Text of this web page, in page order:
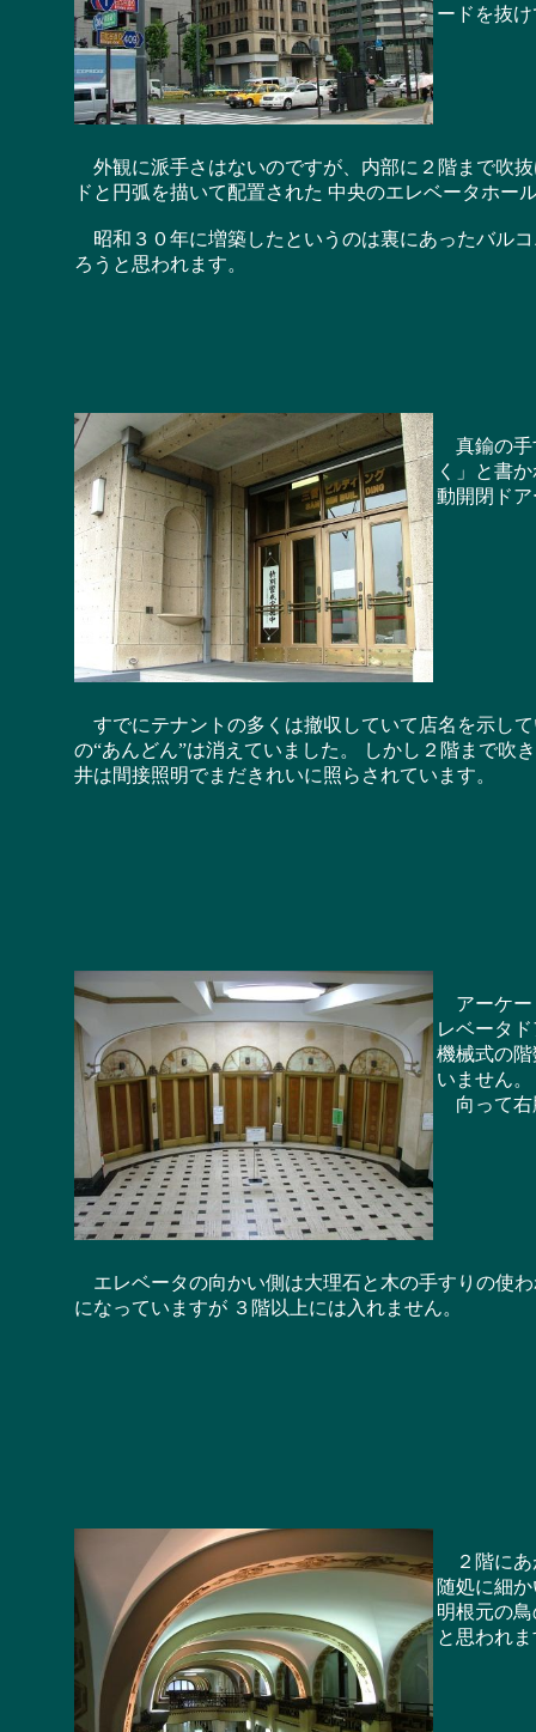
ードを抜
外観に派手さはないのですが、内部に２階まで吹
ドと円弧を描いて配置された 中央のエレベータホー
昭和３０年に増築したというのは裏にあったバル
ろうと思われます。
真鍮の手
く」と書
動開閉ド
すでにテナントの多くは撤収していて店名を示し
の“あんどん”は消えていました。 しかし２階まで吹
井は間接照明でまだきれいに照らされています。
アーケー
レベータ
機械式の
いません。
向って右
エレベータの向かい側は大理石と木の手すりの使
になっていますが ３階以上には入れません。
２階にあ
随処に細
明根元の
と思われ